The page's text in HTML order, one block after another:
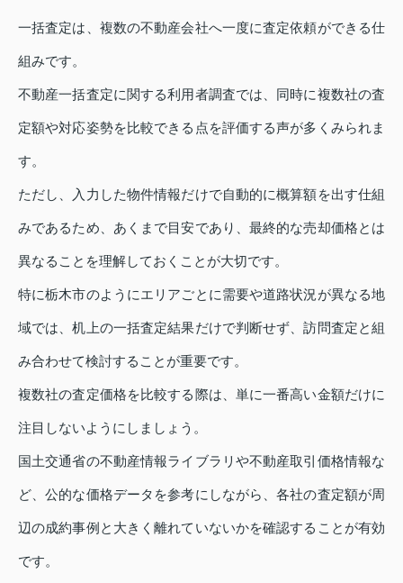
一括査定は、複数の不動産会社へ一度に査定依頼ができる仕
組みです。
不動産一括査定に関する利用者調査では、同時に複数社の査
定額や対応姿勢を比較できる点を評価する声が多くみられま
す。
ただし、入力した物件情報だけで自動的に概算額を出す仕組
みであるため、あくまで目安であり、最終的な売却価格とは
異なることを理解しておくことが大切です。
特に栃木市のようにエリアごとに需要や道路状況が異なる地
域では、机上の一括査定結果だけで判断せず、訪問査定と組
み合わせて検討することが重要です。
複数社の査定価格を比較する際は、単に一番高い金額だけに
注目しないようにしましょう。
国土交通省の不動産情報ライブラリや不動産取引価格情報な
ど、公的な価格データを参考にしながら、各社の査定額が周
辺の成約事例と大きく離れていないかを確認することが有効
です。